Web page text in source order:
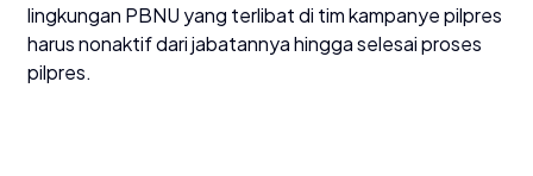
lingkungan PBNU yang terlibat di tim kampanye pilpres
harus nonaktif dari jabatannya hingga selesai proses
pilpres.​